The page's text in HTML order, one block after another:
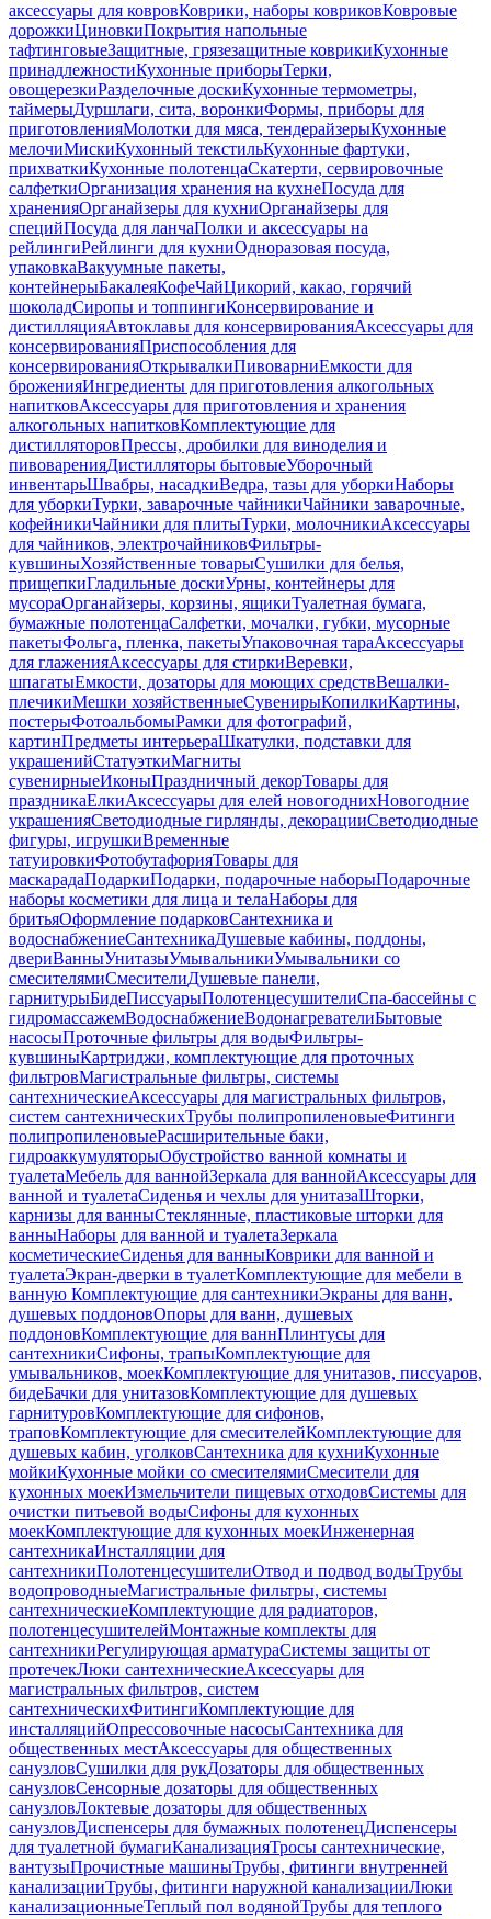
аксессуары для ковровКоврики, наборы ковриковКовровые
дорожкиЦиновкиПокрытия напольные
тафтинговыеЗащитные, грязезащитные коврикиКухонные
принадлежностиКухонные приборыТерки,
овощерезкиРазделочные доскиКухонные термометры,
таймерыДуршлаги, сита, воронкиФормы, приборы для
приготовленияМолотки для мяса, тендерайзерыКухонные
мелочиМискиКухонный текстильКухонные фартуки,
прихваткиКухонные полотенцаСкатерти, сервировочные
салфеткиОрганизация хранения на кухнеПосуда для
храненияОрганайзеры для кухниОрганайзеры для
специйПосуда для ланчаПолки и аксессуары на
рейлингиРейлинги для кухниОдноразовая посуда,
упаковкаВакуумные пакеты,
контейнерыБакалеяКофеЧайЦикорий, какао, горячий
шоколадСиропы и топпингиКонсервирование и
дистилляцияАвтоклавы для консервированияАксессуары для
консервированияПриспособления для
консервированияОткрывалкиПивоварниЕмкости для
броженияИнгредиенты для приготовления алкогольных
напитковАксессуары для приготовления и хранения
алкогольных напитковКомплектующие для
дистилляторовПрессы, дробилки для виноделия и
пивоваренияДистилляторы бытовыеУборочный
инвентарьШвабры, насадкиВедра, тазы для уборкиНаборы
для уборкиТурки, заварочные чайникиЧайники заварочные,
кофейникиЧайники для плитыТурки, молочникиАксессуары
для чайников, электрочайниковФильтры-
кувшиныХозяйственные товарыСушилки для белья,
прищепкиГладильные доскиУрны, контейнеры для
мусораОрганайзеры, корзины, ящикиТуалетная бумага,
бумажные полотенцаСалфетки, мочалки, губки, мусорные
пакетыФольга, пленка, пакетыУпаковочная тараАксессуары
для глаженияАксессуары для стиркиВеревки,
шпагатыЕмкости, дозаторы для моющих средствВешалки-
плечикиМешки хозяйственныеСувенирыКопилкиКартины,
постерыФотоальбомыРамки для фотографий,
картинПредметы интерьераШкатулки, подставки для
украшенийСтатуэткиМагниты
сувенирныеИконыПраздничный декорТовары для
праздникаЕлкиАксессуары для елей новогоднихНовогодние
украшенияСветодиодные гирлянды, декорацииСветодиодные
фигуры, игрушкиВременные
татуировкиФотобутафорияТовары для
маскарадаПодаркиПодарки, подарочные наборыПодарочные
наборы косметики для лица и телаНаборы для
бритьяОформление подарковСантехника и
водоснабжениеСантехникаДушевые кабины, поддоны,
двериВанныУнитазыУмывальникиУмывальники со
смесителямиСмесителиДушевые панели,
гарнитурыБидеПиссуарыПолотенцесушителиСпа-бассейны с
гидромассажемВодоснабжениеВодонагревателиБытовые
насосыПроточные фильтры для водыФильтры-
кувшиныКартриджи, комплектующие для проточных
фильтровМагистральные фильтры, системы
сантехническиеАксессуары для магистральных фильтров,
систем сантехническихТрубы полипропиленовыеФитинги
полипропиленовыеРасширительные баки,
гидроаккумуляторыОбустройство ванной комнаты и
туалетаМебель для ваннойЗеркала для ваннойАксессуары для
ванной и туалетаСиденья и чехлы для унитазаШторки,
карнизы для ванныСтеклянные, пластиковые шторки для
ванныНаборы для ванной и туалетаЗеркала
косметическиеСиденья для ванныКоврики для ванной и
туалетаЭкран-дверки в туалетКомплектующие для мебели в
ванную Комплектующие для сантехникиЭкраны для ванн,
душевых поддоновОпоры для ванн, душевых
поддоновКомплектующие для ваннПлинтусы для
сантехникиСифоны, трапыКомплектующие для
умывальников, моекКомплектующие для унитазов, писсуаров,
бидеБачки для унитазовКомплектующие для душевых
гарнитуровКомплектующие для сифонов,
траповКомплектующие для смесителейКомплектующие для
душевых кабин, уголковСантехника для кухниКухонные
мойкиКухонные мойки со смесителямиСмесители для
кухонных моекИзмельчители пищевых отходовСистемы для
очистки питьевой водыСифоны для кухонных
моекКомплектующие для кухонных моекИнженерная
сантехникаИнсталляции для
сантехникиПолотенцесушителиОтвод и подвод водыТрубы
водопроводныеМагистральные фильтры, системы
сантехническиеКомплектующие для радиаторов,
полотенцесушителейМонтажные комплекты для
сантехникиРегулирующая арматураСистемы защиты от
протечекЛюки сантехническиеАксессуары для
магистральных фильтров, систем
сантехническихФитингиКомплектующие для
инсталляцийОпрессовочные насосыСантехника для
общественных местАксессуары для общественных
санузловСушилки для рукДозаторы для общественных
санузловСенсорные дозаторы для общественных
санузловЛоктевые дозаторы для общественных
санузловДиспенсеры для бумажных полотенецДиспенсеры
для туалетной бумагиКанализацияТросы сантехнические,
вантузыПрочистные машиныТрубы, фитинги внутренней
канализацииТрубы, фитинги наружной канализацииЛюки
канализационныеТеплый пол водянойТрубы для теплого